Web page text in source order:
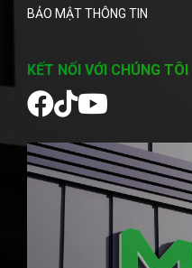
BẢO MẬT THÔNG TIN
KẾT NỐI VỚI CHÚNG TÔI